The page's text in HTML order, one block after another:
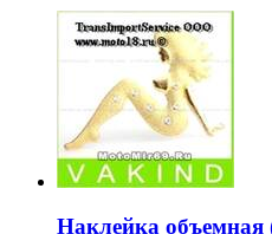
Наклейка объемная